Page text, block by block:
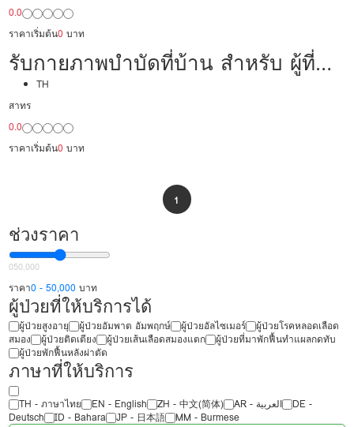
0.0
ราคาเริ่มต้น0 บาท
รับกายภาพบำบัดที่บ้าน สำหรับ ผู้ที่
ต้องการการฟื้นฟูต่อเนื่องจากโรง
พยาบาล
TH
สาทร
0.0
ราคาเริ่มต้น0 บาท
1
ช่วงราคา
050,000
ราคา0 - 50,000 บาท
ผู้ป่วยที่ให้บริการได้
ผู้ป่วยสูงอายุ ผู้ป่วยอัมพาต อัมพฤกษ์ ผู้ป่วยอัลไซเมอร์
ผู้ป่วยโรคหลอดเลือด
สมอง
ผู้ป่วยติดเตียง ผู้ป่วยเส้นเลือดสมองแตก
ผู้ป่วยที่มาพักฟื้นทำแผลกดทับ
ผู้ป่วยพักฟื้นหลังผ่าตัด
ภาษาที่ให้บริการ
TH - ‏ภาษาไทย EN - English ZH - 中文(简体) ‏AR - ‏العربية‏
DE -
Deutsch
ID - Bahara JP - 日本語
MM - Burmese